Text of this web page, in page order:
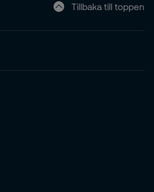
Tillbaka till toppen